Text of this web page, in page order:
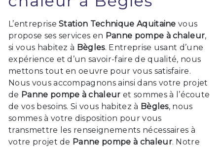
L’entrepriseStation Technique Aquitaine vous
propose ses services en Panne pompe à chaleur,
si vous habitez à Bègles. Entreprise usant d’une
expérience et d’un savoir-faire de qualité, nous
mettons tout en oeuvre pour vous satisfaire.
Nous vous accompagnons ainsi dans votre projet
de Panne pompe à chaleur et sommes à l’écoute
de vos besoins. Si vous habitez à Bègles, nous
sommes à votre disposition pour vous
transmettre les renseignements nécessaires à
votre projet de Panne pompe à chaleur. Notre